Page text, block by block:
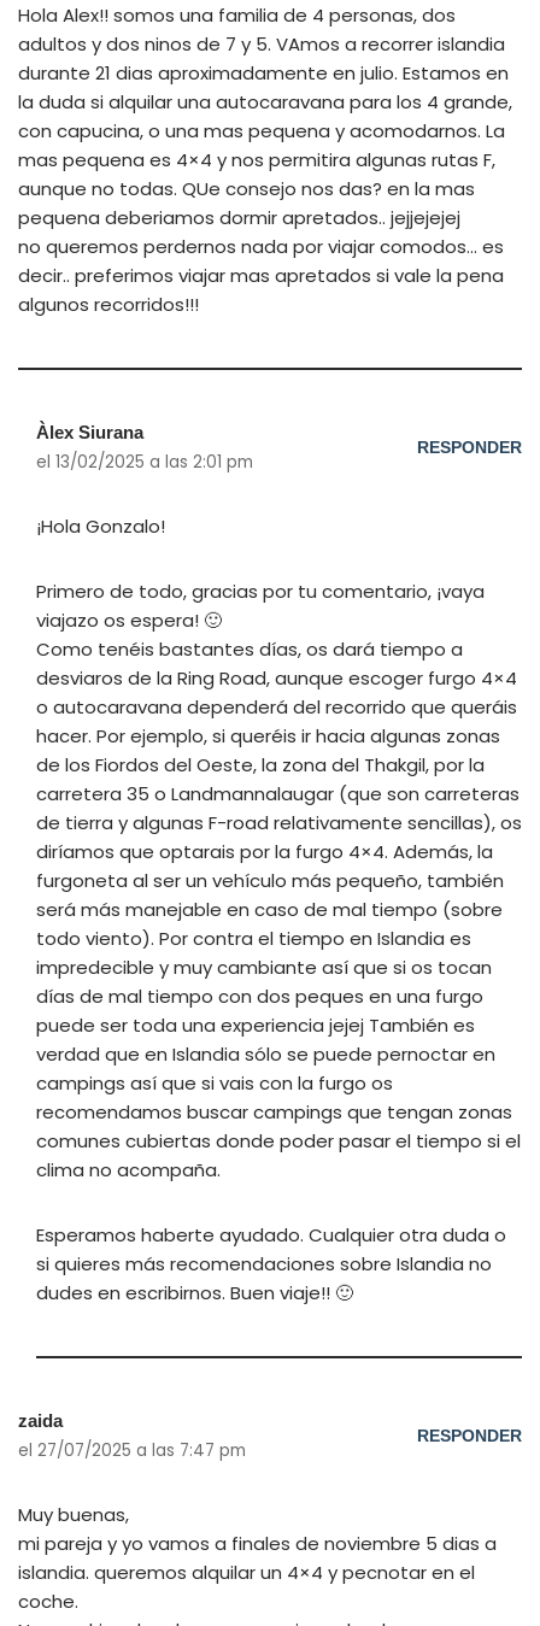
Hola Alex!! somos una familia de 4 personas, dos
adultos y dos ninos de 7 y 5. VAmos a recorrer islandia
durante 21 dias aproximadamente en julio. Estamos en
la duda si alquilar una autocaravana para los 4 grande,
con capucina, o una mas pequena y acomodarnos. La
mas pequena es 4×4 y nos permitira algunas rutas F,
aunque no todas. QUe consejo nos das? en la mas
pequena deberiamos dormir apretados.. jejjejejej
no queremos perdernos nada por viajar comodos… es
decir.. preferimos viajar mas apretados si vale la pena
algunos recorridos!!!
Àlex Siurana
el 13/02/2025 a las 2:01 pm
RESPONDER
¡Hola Gonzalo!
Primero de todo, gracias por tu comentario, ¡vaya
viajazo os espera! 🙂
Como tenéis bastantes días, os dará tiempo a
desviaros de la Ring Road, aunque escoger furgo 4×4
o autocaravana dependerá del recorrido que queráis
hacer. Por ejemplo, si queréis ir hacia algunas zonas
de los Fiordos del Oeste, la zona del Thakgil, por la
carretera 35 o Landmannalaugar (que son carreteras
de tierra y algunas F-road relativamente sencillas), os
diríamos que optarais por la furgo 4×4. Además, la
furgoneta al ser un vehículo más pequeño, también
será más manejable en caso de mal tiempo (sobre
todo viento). Por contra el tiempo en Islandia es
impredecible y muy cambiante así que si os tocan
días de mal tiempo con dos peques en una furgo
puede ser toda una experiencia jejej También es
verdad que en Islandia sólo se puede pernoctar en
campings así que si vais con la furgo os
recomendamos buscar campings que tengan zonas
comunes cubiertas donde poder pasar el tiempo si el
clima no acompaña.
Esperamos haberte ayudado. Cualquier otra duda o
si quieres más recomendaciones sobre Islandia no
dudes en escribirnos. Buen viaje!! 🙂
zaida
el 27/07/2025 a las 7:47 pm
RESPONDER
Muy buenas,
mi pareja y yo vamos a finales de noviembre 5 dias a
islandia. queremos alquilar un 4×4 y pecnotar en el
coche.